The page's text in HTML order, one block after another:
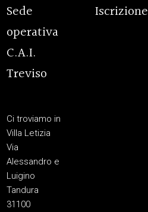
Sede
operativa
C.A.I.
Treviso
Ci troviamo in
Villa Letizia
Via
Alessandro e
Luigino
Tandura
31100
Iscrizione